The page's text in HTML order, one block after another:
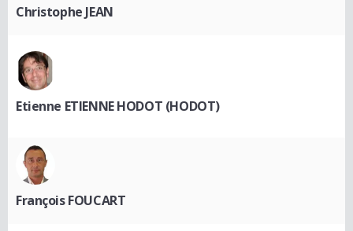
Christophe JEAN
Etienne ETIENNE HODOT (HODOT)
François FOUCART